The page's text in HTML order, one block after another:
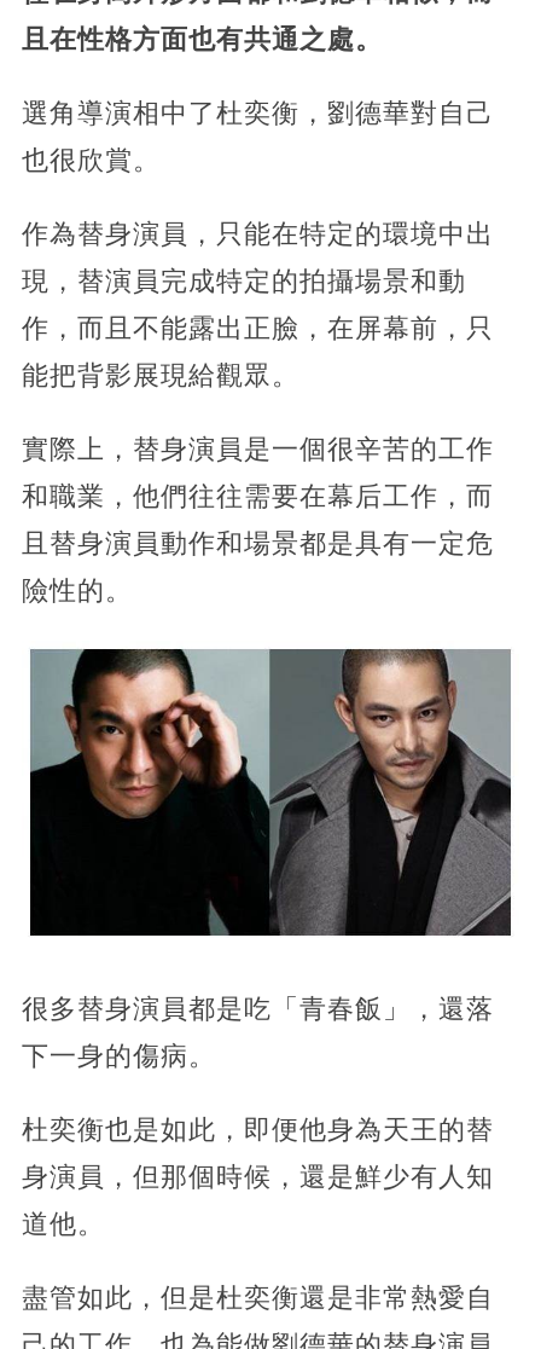
且在性格方面也有共通之處。
選角導演相中了杜奕衡，劉德華對自己
也很欣賞。
作為替身演員，只能在特定的環境中出
現，替演員完成特定的拍攝場景和動
作，而且不能露出正臉，在屏幕前，只
能把背影展現給觀眾。
實際上，替身演員是一個很辛苦的工作
和職業，他們往往需要在幕后工作，而
且替身演員動作和場景都是具有一定危
險性的。
很多替身演員都是吃「青春飯」，還落
下一身的傷病。
杜奕衡也是如此，即便他身為天王的替
身演員，但那個時候，還是鮮少有人知
道他。
盡管如此，但是杜奕衡還是非常熱愛自